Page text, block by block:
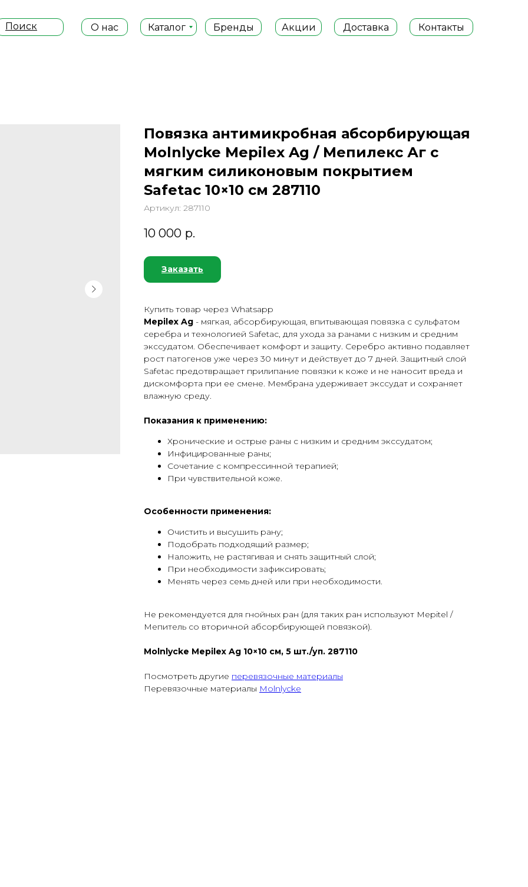
Каталог Доставка
Акции Контакты
О нас Бренды
Поиск
Повязка антимикробная абсорбирующая
Molnlycke Mepilex Ag / Мепилекс Аг с
мягким силиконовым покрытием
Safetac 10×10 см 287110
Артикул: 287110
10 000 р.
Заказать
Купить товар через Whatsapp
Mepilex Ag - мягкая, абсорбирующая, впитывающая повязка с сульфатом
серебра и технологией Safetac, для ухода за ранами с низким и средним
экссудатом. Обеспечивает комфорт и защиту. Серебро активно подавляет
рост патогенов уже через 30 минут и действует до 7 дней. Защитный слой
Safetac предотвращает прилипание повязки к коже и не наносит вреда и
дискомфорта при ее смене. Мембрана удерживает экссудат и сохраняет
влажную среду.
Показания к применению:
Хронические и острые раны с низким и средним экссудатом;
Инфицированные раны;
Сочетание с компрессинной терапией;
При чувствительной коже.
Особенности применения:
Очистить и высушить рану;
Подобрать подходящий размер;
Наложить, не растягивая и снять защитный слой;
При необходимости зафиксировать;
Менять через семь дней или при необходимости.
Не рекомендуется для гнойных ран (для таких ран используют Mepitel /
Мепитель со вторичной абсорбирующей повязкой).
Molnlycke Mepilex Ag 10×10 см, 5 шт./уп. 287110
Посмотреть другие перевязочные материалы
Перевязочные материалы Molnlycke